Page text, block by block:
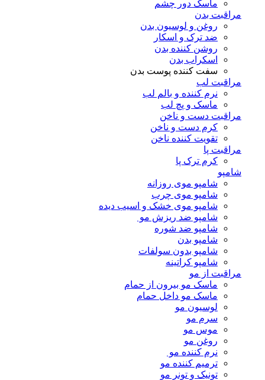
ماسک دور چشم
مراقبت بدن
روغن و لوسیون بدن
ضد ترک و اسکار
روشن کننده بدن
اسکراب بدن
سفت کننده پوست بدن
مراقبت لب
نرم کننده و بالم لب
ماسک و پچ لب
مراقبت دست و ناخن
کرم دست و ناخن
تقویت کننده ناخن
مراقبت پا
کرم ترک پا
شامپو
شامپو موی روزانه
شامپو موی چرب
شامپو موی خشک و اسیب دیده
شامپو ضد ریزش مو
شامپو ضد شوره
شامپو بدن
شامپو بدون سولفات
شامپو کراتینه
مراقبت از مو
ماسک مو بیرون از حمام
ماسک مو داخل حمام
لوسیون مو
سرم مو
موس مو
روغن مو
نرم کننده مو
ترمیم کننده مو
تونیک و تونر مو